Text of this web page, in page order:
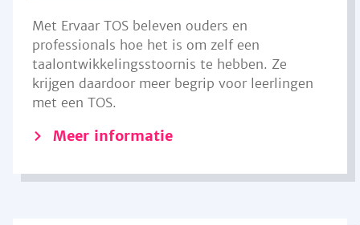
Met Ervaar TOS beleven ouders en
professionals hoe het is om zelf een
taalontwikkelingsstoornis te hebben. Ze
krijgen daardoor meer begrip voor leerlingen
met een TOS.
Meer informatie